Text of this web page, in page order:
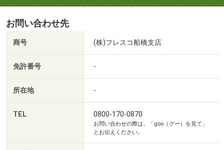
お問い合わせ先
商号 (株)フレスコ船橋支店
免許番号 -
所在地 -
TEL 0800-170-0870
お問い合わせの際は、「goo（グー）を見て」
とお伝えください。